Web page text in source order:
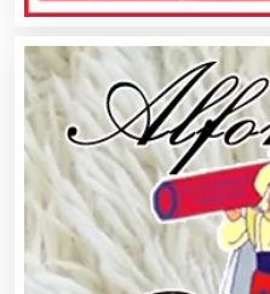
Cerrajerías
Cibercafés
Clínicas de Belleza